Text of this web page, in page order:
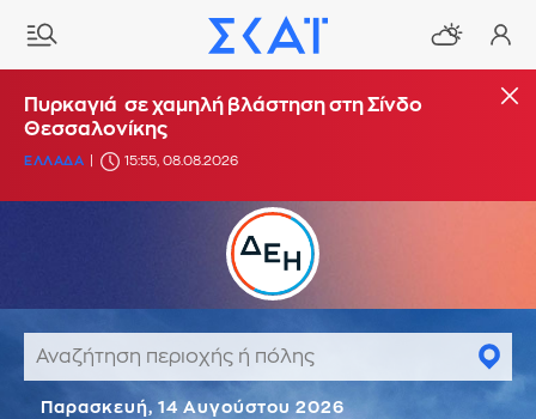
Πυρκαγιά σε χαμηλή βλάστηση στη Σίνδο
Θεσσαλονίκης
ΕΛΛΑΔΑ 15:55, 08.08.2026
Παρασκευή, 14 Αυγούστου 2026